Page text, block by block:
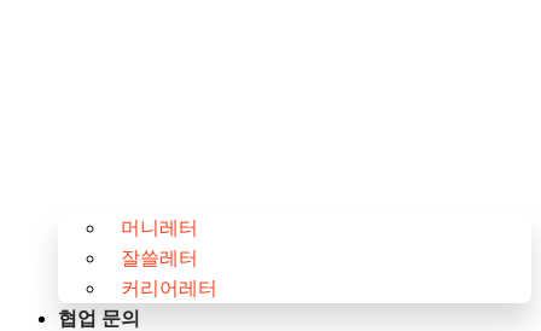
머니레터
잘쓸레터
커리어레터
협업 문의